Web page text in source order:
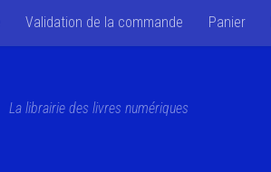
Validation de la commande Panier
La librairie des livres numériques